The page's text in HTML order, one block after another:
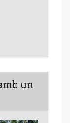
un